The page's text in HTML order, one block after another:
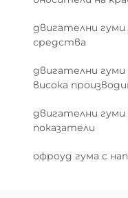
двигателни гуми
средства
двигателни гуми
висока
двигателни гуми
показатели
офроуд гума с